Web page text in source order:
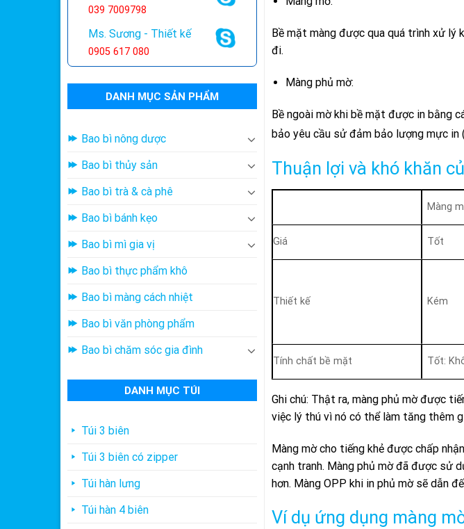
039 7009798
Ms. Sương - Thiết kế
0905 617 080
DANH MỤC SẢN PHẨM
Bao bì nông dược
Bao bì thủy sản
Bao bì trà & cà phê
Bao bì bánh kẹo
Bao bì mì gia vị
Bao bì thực phẩm khô
Bao bì màng cách nhiệt
Bao bì văn phòng phẩm
Bao bì chăm sóc gia đình
DANH MỤC TÚI
Túi 3 biên
Túi 3 biên có zipper
Túi hàn lưng
Túi hàn 4 biên
Bề mặt màng được qua quá trình xử
đi.
Màng phủ mờ:
Bề ngoài mờ khi bề mặt được in bằng
bảo yêu cầu sử đảm bảo lượng mực in
Thuận lợi và khó khăn
Màng
Giá Tốt
Thiết kế Kém
Tính chất bề mặt Tốt:
Ghi chú: Thật ra, màng phủ mờ được
việc lý thú vì nó có thể làm tăng thêm
Màng mờ cho tiếng khẻ được chấp
cạnh tranh. Màng phủ mờ đã được sử
hơn. Màng OPP khi in phủ mờ sẽ dẫn
Ví dụ ứng dụng màng